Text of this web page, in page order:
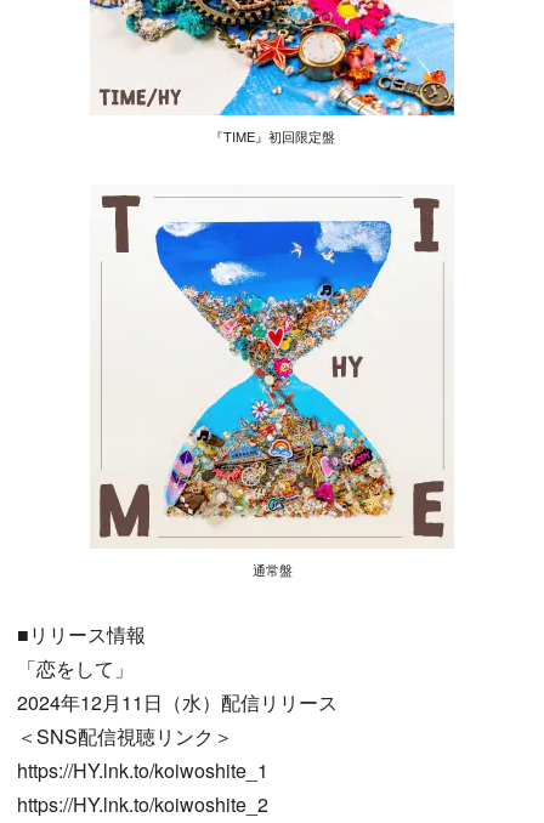
『TIME』初回限定盤
通常盤
■リリース情報
「恋をして」
2024年12月11日（水）配信リリース
＜SNS配信視聴リンク＞
https://HY.lnk.to/koiwoshite_1
https://HY.lnk.to/koiwoshite_2